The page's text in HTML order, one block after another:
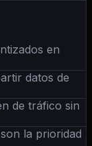
en
datos de
de tráfico sin
la prioridad